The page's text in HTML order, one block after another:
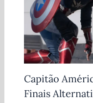
Capitão
Finais